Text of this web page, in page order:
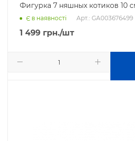
Фигурка 7 няшных котиков 10
Є в наявності Арт.: GA003676499
1 499 грн./шт